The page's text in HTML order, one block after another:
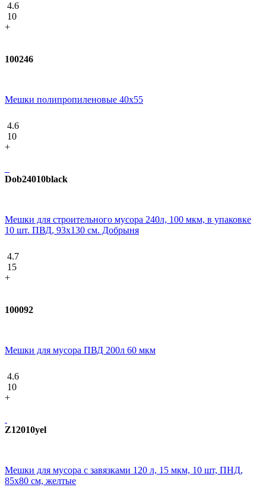
4.6
10
+
100246
Мешки полипропиленовые 40x55
4.6
10
+
Dob24010black
Мешки для строительного мусора 240л, 100 мкм, в упаковке
10 шт. ПВД, 93x130 см. Добрыня
4.7
15
+
100092
Мешки для мусора ПВД 200л 60 мкм
4.6
10
+
Z12010yel
Мешки для мусора с завязками 120 л, 15 мкм, 10 шт, ПНД,
85х80 см, желтые